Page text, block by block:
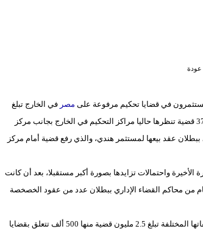
عودة
في قضايا تحكيم مرفوعة على مصر في الخارج تبلغ
100 مليار جنيه. وأوضح عودة في حوار لصحيفة "الأهرام" القومية في عدد الثلاثاء، أن هناك 37 قضية تنظرها حاليا مراكز التحكيم في الخارج بجانب مركز
ببطلان عقد بيعها لمستثمر هندي، والذي رفع قضية أمام مركز
واحتمالات تزايدها بصورة أكبر مستقبلا، بعد أن كانت
تزامن مع الثورة صدور أحكام من محاكم القضاء الإداري ببطلان عدد من عقود الخصخصة
وأشار إلى أن القضايا المرفوعة علي الدولة التي تنظرها المحاكم المصرية بدرجاتها وتصنيفاتها المختلفة تبلغ 2.5 مليون قضية منها 500 ألف تتعلق بقضايا